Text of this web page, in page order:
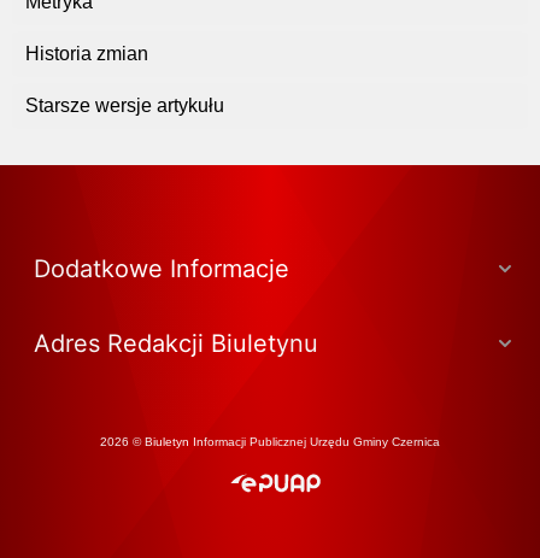
Historia zmian
Starsze wersje artykułu
Dodatkowe Informacje
Adres Redakcji Biuletynu
2026 © Biuletyn Informacji Publicznej Urzędu Gminy Czernica